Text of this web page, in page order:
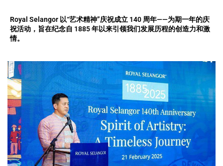
Royal Selangor 以“艺术精神”庆祝成立 140 周年——为期一年的庆
祝活动，旨在纪念自 1885 年以来引领我们发展历程的创造力和激
情。